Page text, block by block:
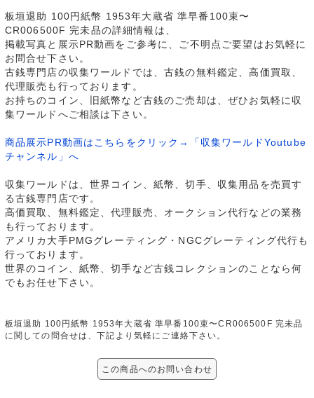
板垣退助 100円紙幣 1953年大蔵省 準早番100束〜
CR006500F 完未品の詳細情報は、
掲載写真と展示PR動画をご参考に、ご不明点ご要望はお気軽に
お問合せ下さい。
古銭専門店の収集ワールドでは、古銭の無料鑑定、高価買取、
代理販売も行っております。
お持ちのコイン、旧紙幣など古銭のご売却は、ぜひお気軽に収
集ワールドへご相談は下さい。
商品展示PR動画はこちらをクリック→「収集ワールドYoutube
チャンネル」へ
収集ワールドは、世界コイン、紙幣、切手、収集用品を売買す
る古銭専門店です。
高価買取、無料鑑定、代理販売、オークション代行などの業務
も行っております。
アメリカ大手PMGグレーティング・NGCグレーティング代行も
行っております。
世界のコイン、紙幣、切手など古銭コレクションのことなら何
でもお任せ下さい。
板垣退助 100円紙幣 1953年大蔵省 準早番100束〜CR006500F 完未品
に関しての問合せは、下記より気軽にご連絡下さい。
この商品へのお問い合わせ